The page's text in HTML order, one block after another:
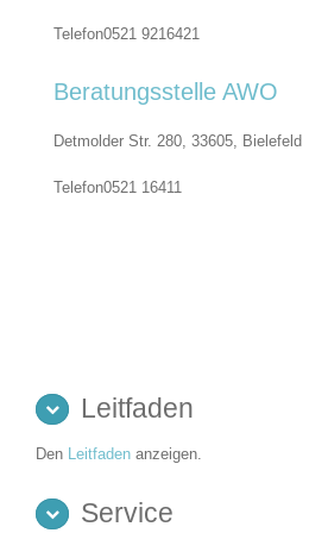
Telefon0521 9216421
Beratungsstelle AWO
Detmolder Str. 280, 33605, Bielefeld
Telefon0521 16411
Leitfaden
Den Leitfaden anzeigen.
Service